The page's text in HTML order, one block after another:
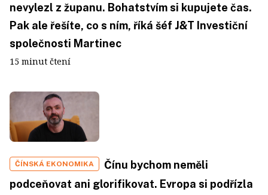
nevylezl z županu. Bohatstvím si kupujete čas.
Pak ale řešíte, co s ním, říká šéf J&T Investiční
společnosti Martinec
15 minut čtení
ČÍNSKÁ EKONOMIKA
Čínu bychom neměli
podceňovat ani glorifikovat. Evropa si podřízla